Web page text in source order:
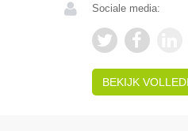
Sociale media:
BEKIJK